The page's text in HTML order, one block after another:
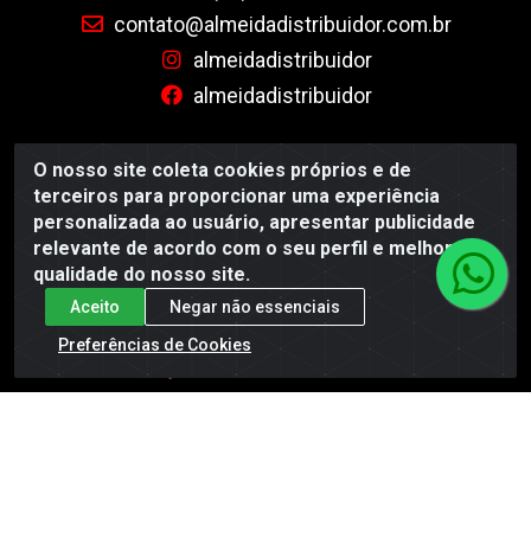
O nosso site coleta cookies próprios e de
terceiros para proporcionar uma experiência
personalizada ao usuário, apresentar publicidade
relevante de acordo com o seu perfil e melhorar a
qualidade do nosso site.
Aceito
Negar não essenciais
Preferências de Cookies
contato@almeidadistribuidor.com.br
almeidadistribuidor
almeidadistribuidor
BAIXE JÁ O APP DA ALMEIDA
Site Seguro